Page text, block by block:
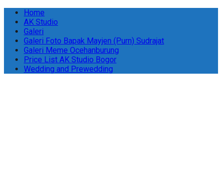
Home
AK Studio
Galeri
Galeri Foto Bapak Mayjen (Purn) Sudrajat
Galeri Meme Ocehanburung
Price List AK Studio Bogor
Wedding and Prewedding